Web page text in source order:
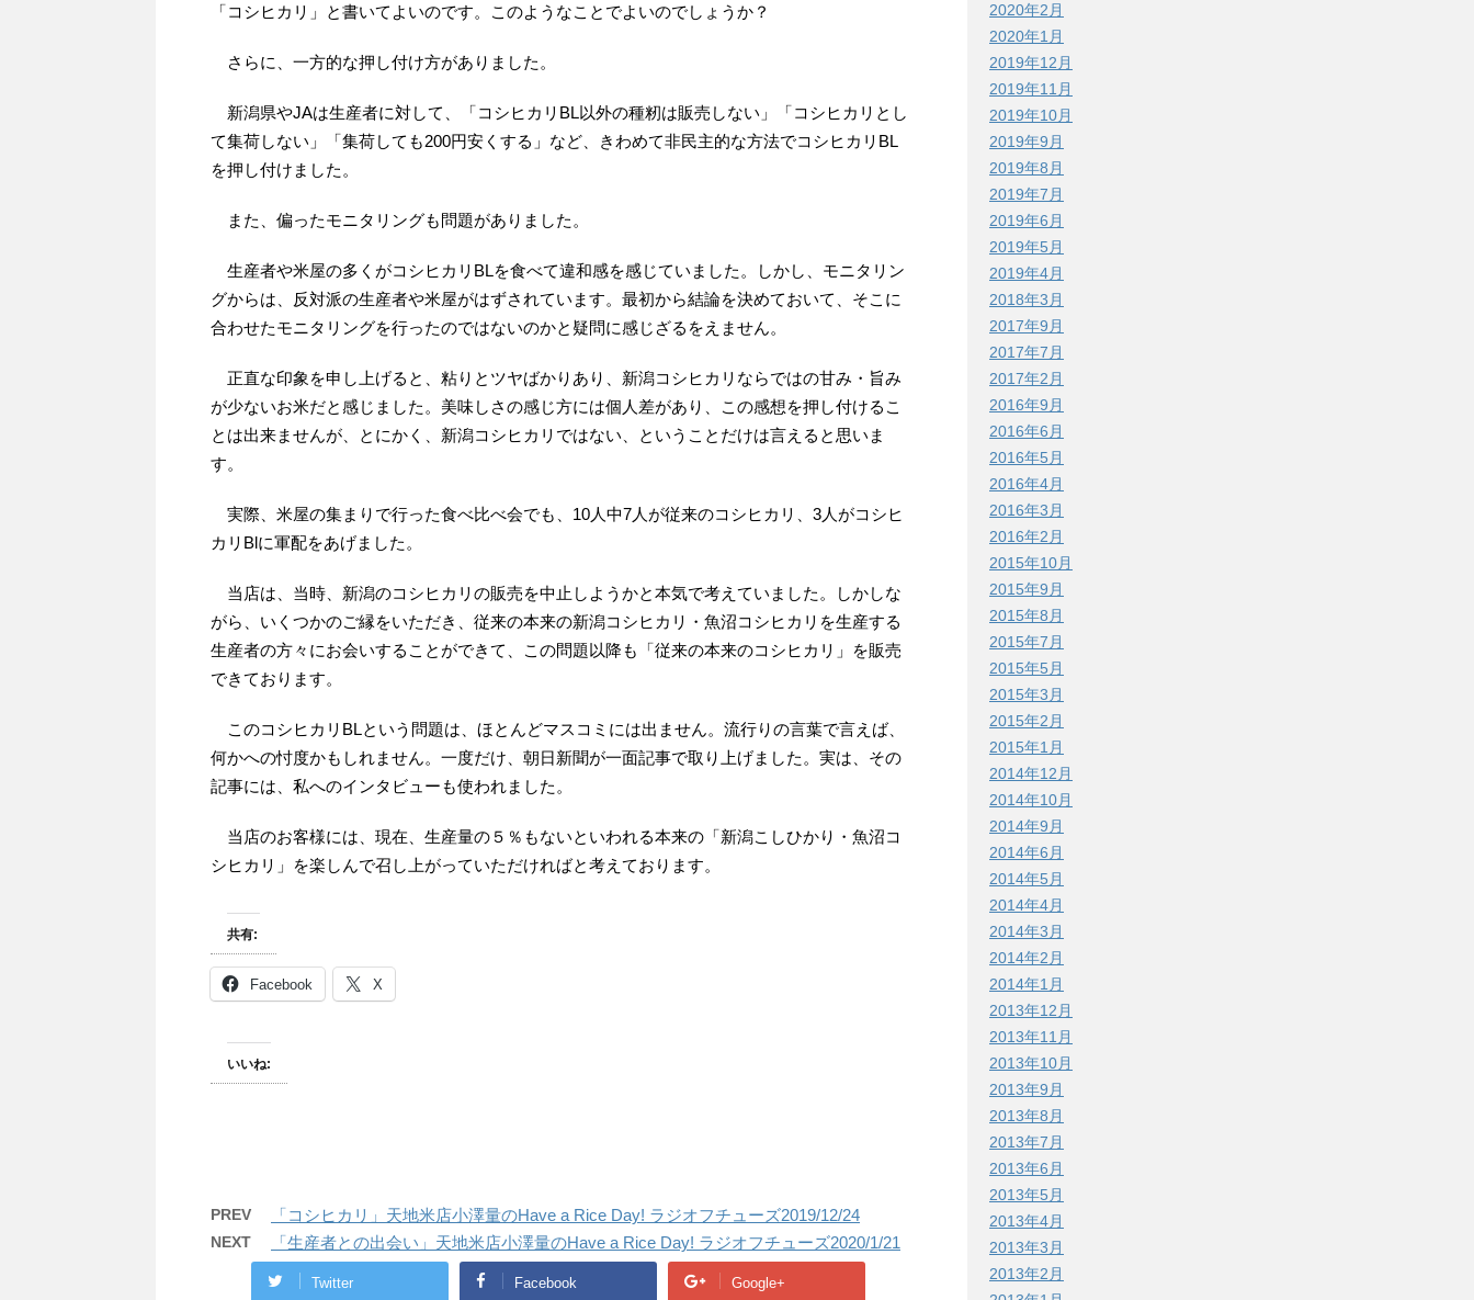
「コシヒカリ」と書いてよいのです。このようなことでよいのでしょうか？
さらに、一方的な押し付け方がありました。
新潟県やJAは生産者に対して、「コシヒカリBL以外の種籾は販売しない」「コシヒカリとし
て集荷しない」「集荷しても200円安くする」など、きわめて非民主的な方法でコシヒカリBL
を押し付けました。
また、偏ったモニタリングも問題がありました。
生産者や米屋の多くがコシヒカリBLを食べて違和感を感じていました。しかし、モニタリン
グからは、反対派の生産者や米屋がはずされています。最初から結論を決めておいて、そこに
合わせたモニタリングを行ったのではないのかと疑問に感じざるをえません。
正直な印象を申し上げると、粘りとツヤばかりあり、新潟コシヒカリならではの甘み・旨み
が少ないお米だと感じました。美味しさの感じ方には個人差があり、この感想を押し付けるこ
とは出来ませんが、とにかく、新潟コシヒカリではない、ということだけは言えると思いま
す。
実際、米屋の集まりで行った食べ比べ会でも、10人中7人が従来のコシヒカリ、3人がコシヒ
カリBlに軍配をあげました。
当店は、当時、新潟のコシヒカリの販売を中止しようかと本気で考えていました。しかしな
がら、いくつかのご縁をいただき、従来の本来の新潟コシヒカリ・魚沼コシヒカリを生産する
生産者の方々にお会いすることができて、この問題以降も「従来の本来のコシヒカリ」を販売
できております。
このコシヒカリBLという問題は、ほとんどマスコミには出ません。流行りの言葉で言えば、
何かへの忖度かもしれません。一度だけ、朝日新聞が一面記事で取り上げました。実は、その
記事には、私へのインタビューも使われました。
当店のお客様には、現在、生産量の５％もないといわれる本来の「新潟こしひかり・魚沼コ
シヒカリ」を楽しんで召し上がっていただければと考えております。
共有:
Facebook X
いいね:
PREV 「コシヒカリ」天地米店小澤量のHave a Rice Day! ラジオフチューズ2019/12/24
NEXT 「生産者との出会い」天地米店小澤量のHave a Rice Day! ラジオフチューズ2020/1/21
Twitter Facebook Google+
2020年2月
2020年1月
2019年12月
2019年11月
2019年10月
2019年9月
2019年8月
2019年7月
2019年6月
2019年5月
2019年4月
2018年3月
2017年9月
2017年7月
2017年2月
2016年9月
2016年6月
2016年5月
2016年4月
2016年3月
2016年2月
2015年10月
2015年9月
2015年8月
2015年7月
2015年5月
2015年3月
2015年2月
2015年1月
2014年12月
2014年10月
2014年9月
2014年6月
2014年5月
2014年4月
2014年3月
2014年2月
2014年1月
2013年12月
2013年11月
2013年10月
2013年9月
2013年8月
2013年7月
2013年6月
2013年5月
2013年4月
2013年3月
2013年2月